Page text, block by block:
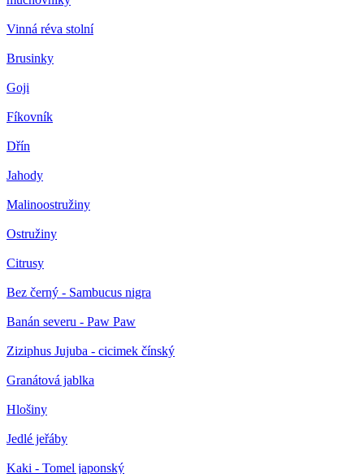
Vinná réva stolní
Brusinky
Goji
Fíkovník
Dřín
Jahody
Malinoostružiny
Ostružiny
Citrusy
Bez černý - Sambucus nigra
Banán severu - Paw Paw
Ziziphus Jujuba - cicimek čínský
Granátová jablka
Hlošiny
Jedlé jeřáby
Kaki - Tomel japonský